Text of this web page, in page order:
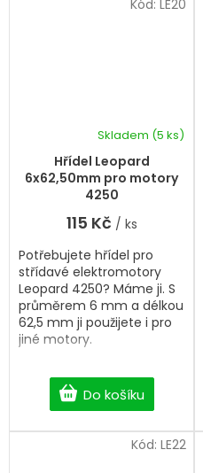
Hřídel Leopard
6x62,50mm pro motory
4250
Skladem (5 ks)
115 Kč / ks
Do košíku
Potřebujete hřídel pro
střídavé elektromotory
Leopard 4250? Máme ji. S
průměrem 6 mm a délkou
62,5 mm ji použijete i pro
jiné motory.
Kód: LE20
Kód: LE22